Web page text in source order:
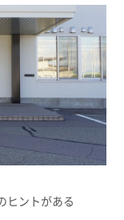
ヒントがある